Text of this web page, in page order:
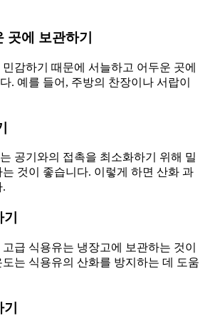
곳에 보관하기
감하기 때문에 서늘하고 어두운 곳에
. 예를 들어, 주방의 찬장이나 서랍이
공기와의 접촉을 최소화하기 위해 밀
것이 좋습니다. 이렇게 하면 산화 과
.
급 식용유는 냉장고에 보관하는 것이
는 식용유의 산화를 방지하는 데 도움